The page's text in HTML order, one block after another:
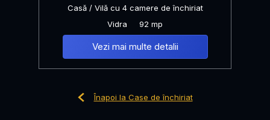
Casă / Vilă cu 4 camere de închiriat
Vidra
92 mp
Vezi mai multe detalii
Înapoi la Case de închiriat